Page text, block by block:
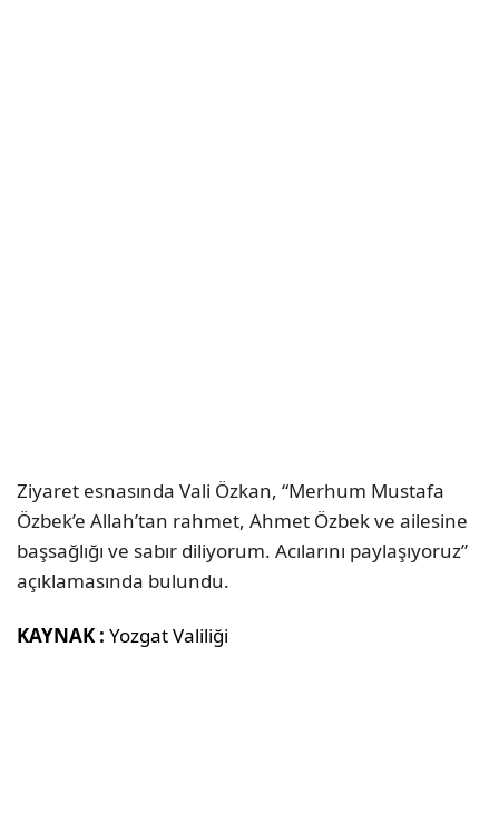
Ziyaret esnasında Vali Özkan, “Merhum Mustafa
Özbek’e Allah’tan rahmet, Ahmet Özbek ve ailesine
başsağlığı ve sabır diliyorum. Acılarını paylaşıyoruz”
açıklamasında bulundu.
KAYNAK : Yozgat Valiliği